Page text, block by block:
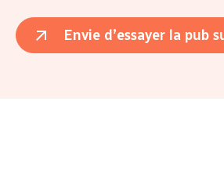
Envie d’essayer la pub